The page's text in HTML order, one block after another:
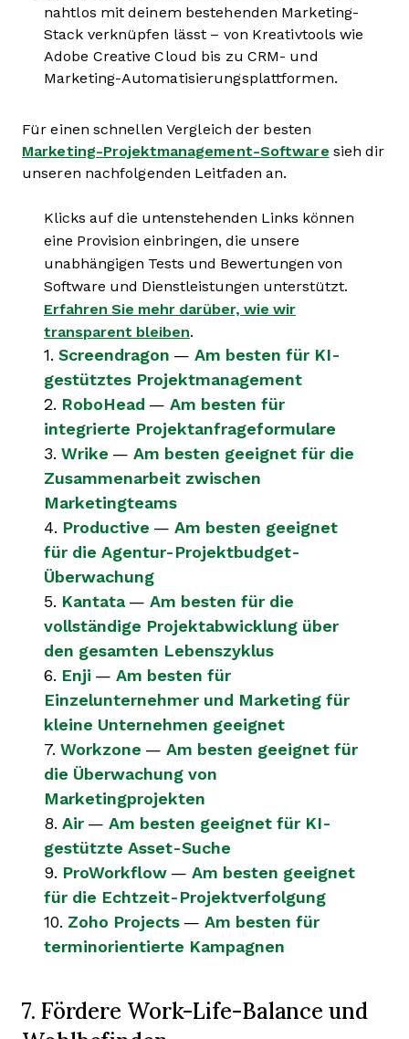
nahtlos mit deinem bestehenden Marketing-
Stack verknüpfen lässt – von Kreativtools wie
Adobe Creative Cloud bis zu CRM- und
Marketing-Automatisierungsplattformen.
Für einen schnellen Vergleich der besten
Marketing-Projektmanagement-Software sieh dir
unseren nachfolgenden Leitfaden an.
Klicks auf die untenstehenden Links können
eine Provision einbringen, die unsere
unabhängigen Tests und Bewertungen von
Software und Dienstleistungen unterstützt.
Erfahren Sie mehr darüber, wie wir
transparent bleiben.
1. Screendragon — Am besten für KI-
gestütztes Projektmanagement
2. RoboHead — Am besten für
integrierte Projektanfrageformulare
3. Wrike — Am besten geeignet für die
Zusammenarbeit zwischen
Marketingteams
4. Productive — Am besten geeignet
für die Agentur-Projektbudget-
Überwachung
5. Kantata — Am besten für die
vollständige Projektabwicklung über
den gesamten Lebenszyklus
6. Enji — Am besten für
Einzelunternehmer und Marketing für
kleine Unternehmen geeignet
7. Workzone — Am besten geeignet für
die Überwachung von
Marketingprojekten
8. Air — Am besten geeignet für KI-
gestützte Asset-Suche
9. ProWorkflow — Am besten geeignet
für die Echtzeit-Projektverfolgung
10. Zoho Projects — Am besten für
terminorientierte Kampagnen
7. Fördere Work-Life-Balance und